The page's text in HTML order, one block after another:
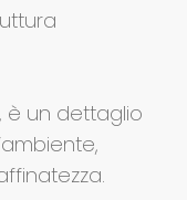
è un dettaglio